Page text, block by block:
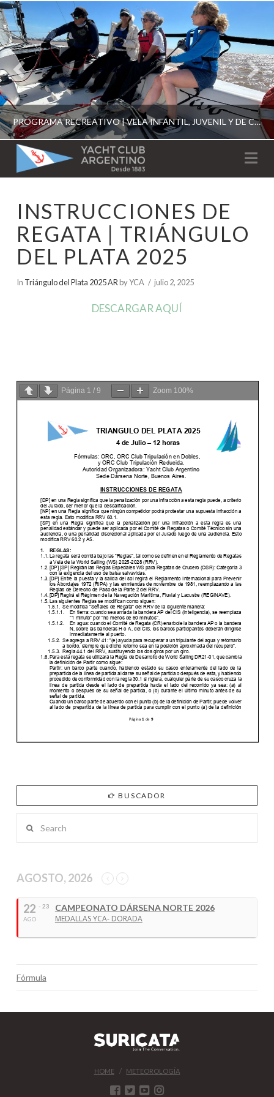
PROGRAMA RECREATIVO | VELA INFANTIL, JUVENIL Y DE CRUCERO 2026
ESCUELA RECREATIVA 2026
YACHT
CLUB
ARGENTINO
INSTRUCCIONES DE
REGATA | TRIÁNGULO
DEL PLATA 2025
In Triángulo del Plata 2025 AR by YCA julio 2, 2025
DESCARGAR AQUÍ
Página 1 / 9 Zoom 100%
BUSCADOR
AGOSTO, 2026
22
AGO
- 23
CAMPEONATO DÁRSENA NORTE 2026
MEDALLAS YCA- DORADA
Fórmula
HOME METEOROLOGÍA